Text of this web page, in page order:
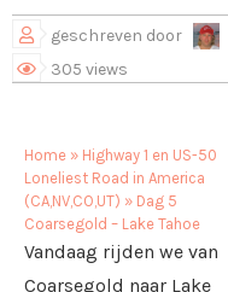
geschreven door
305 views
Home » Highway 1 en US-50
Loneliest Road in America
(CA,NV,CO,UT) » Dag 5
Coarsegold – Lake Tahoe
Vandaag rijden we van
Coarsegold naar Lake